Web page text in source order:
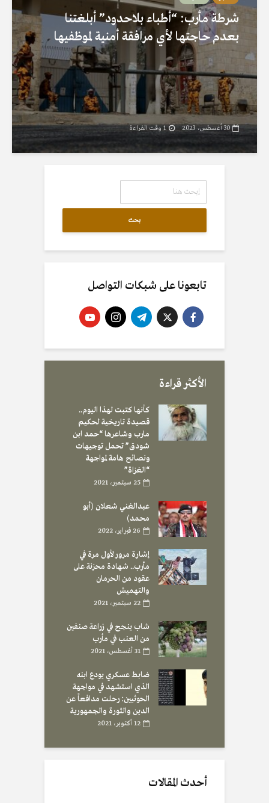
شرطة مأرب: “أطباء بلاحدود” أبلغتنا
بعدم حاجتها لأي مرافقة أمنية لموظفيها
30 أغسطس، 2023 1 وقت القراءة
بحث
تابعونا على شبكات التواصل
الأكثر قراءة
كأنها كتبت لهذا اليوم..
قصيدة تاريخية لحكيم
مارب وشاعرها “حمد ابن
شودق” تحمل توجيهات
ونصائح هامة لمواجهة
“الغزاة”
25 سبتمبر، 2021
عبدالغني شعلان (أبو
محمد)
26 فبراير، 2022
إشارة مرور لأول مرة في
مأرب.. شهادة محزنة على
عقود من الحرمان
والتهميش
22 سبتمبر، 2021
شاب ينجح في زراعة صنفين
من العنب في مأرب
31 أغسطس، 2021
ضابط عسكري يودع ابنه
الذي استشهد في مواجهة
الحوثيين: رحلت مدافعاً عن
الدين والثورة والجمهورية
12 أكتوبر، 2021
أحدث المقالات